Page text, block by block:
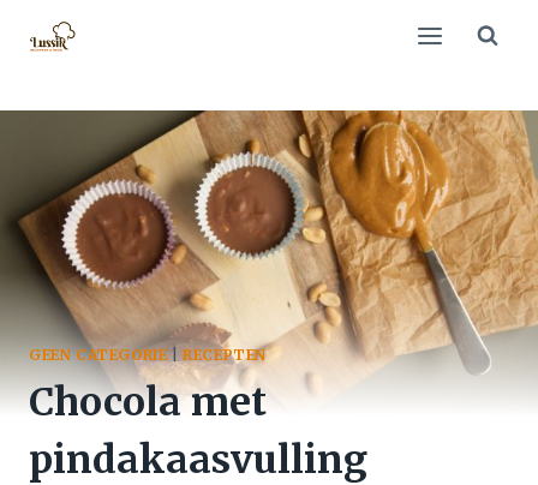
naar
GEEN CATEGORIE|RECEPTEN
Chocola met
pindakaasvulling